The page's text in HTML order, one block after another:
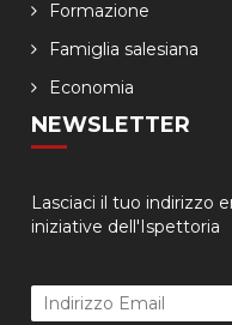
Formazione
Famiglia salesiana
Economia
NEWSLETTER
Lasciaci il tuo indirizzo
iniziative dell'Ispettoria